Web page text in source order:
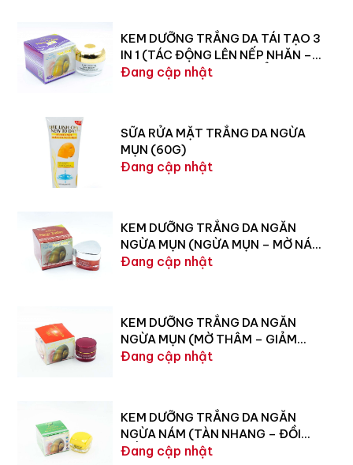
KEM DƯỠNG TRẮNG DA TÁI TẠO 3
IN 1 (TÁC ĐỘNG LÊN NẾP NHĂN –
TÁI TẠO LÀN DA BỊ HƯ TỔN) 25G
Đang cập nhật
SỮA RỬA MẶT TRẮNG DA NGỪA
MỤN (60G)
Đang cập nhật
KEM DƯỠNG TRẮNG DA NGĂN
NGỪA MỤN (NGỪA MỤN – MỜ NÁM
– TÁI TẠO DA) 35G
Đang cập nhật
KEM DƯỠNG TRẮNG DA NGĂN
NGỪA MỤN (MỜ THÂM – GIẢM
SẸO) 12G
Đang cập nhật
KEM DƯỠNG TRẮNG DA NGĂN
NGỪA NÁM (TÀN NHANG – ĐỒI
MỒI) 15G
Đang cập nhật